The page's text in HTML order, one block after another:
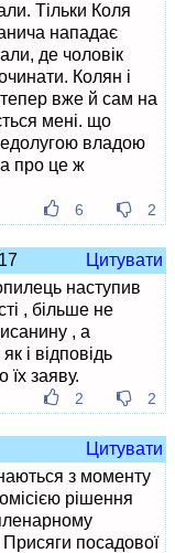
Тільки Коля
нападає
де чоловік
Колян і
вже й сам на
мені. що
владою
про це ж
6 2
Цитувати
наступив
, більше не
, а
і відповідь
їх заяву.
2 2
Цитувати
з моменту
рішення
посадової